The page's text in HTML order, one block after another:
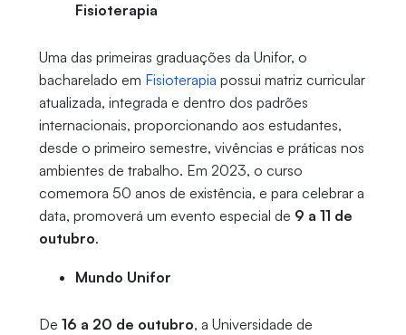
Fisioterapia
Uma das primeiras graduações da Unifor, o
bacharelado em Fisioterapia possui matriz curricular
atualizada, integrada e dentro dos padrões
internacionais, proporcionando aos estudantes,
desde o primeiro semestre, vivências e práticas nos
ambientes de trabalho. Em 2023, o curso
comemora 50 anos de existência, e para celebrar a
data, promoverá um evento especial de 9 a 11 de
outubro.
Mundo Unifor
De 16 a 20 de outubro, a Universidade de